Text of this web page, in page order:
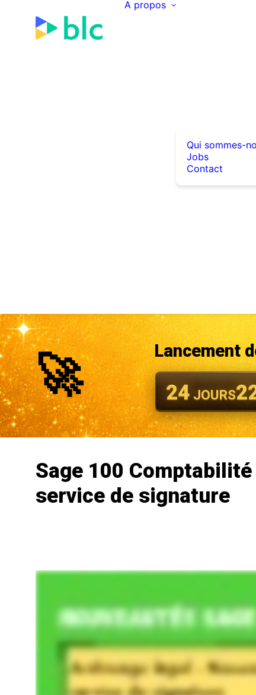
A propos
Qui sommes-
Jobs
Contact
🚀 Lancement
24 JOURS
Sage 100
service de signature